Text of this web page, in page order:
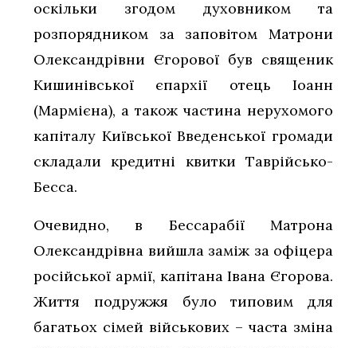
оскільки згодом духовником та
розпорядником за заповітом Матрони
Олександрівни Єгорової був священик
Кишинівської єпархії отець Іоанн
(Мармієна), а також частина нерухомого
капіталу Київської Введенської громади
складали кредитні квитки Таврійсько-
Бесса.
Очевидно, в Бессарабії Матрона
Олександрівна вийшла заміж за офіцера
російської армії, капітана Івана Єгорова.
Життя подружжя було типовим для
багатьох сімей військових – часта зміна